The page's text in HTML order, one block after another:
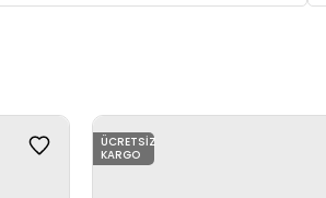
ÜCRETSIZ
KARGO